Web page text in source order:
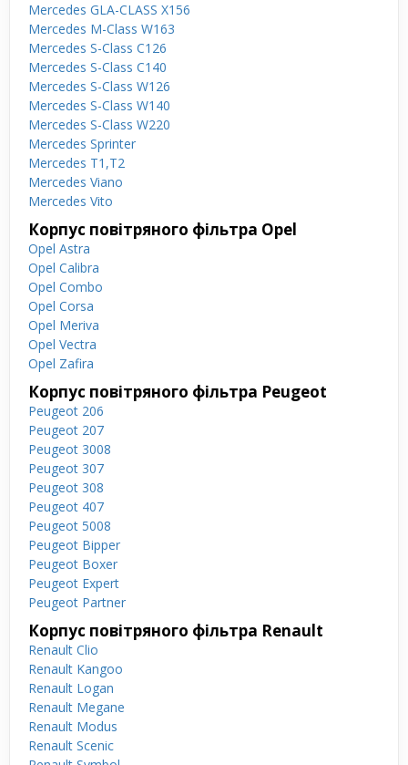
Mercedes GLA-CLASS X156
Mercedes M-Class W163
Mercedes S-Class C126
Mercedes S-Class C140
Mercedes S-Class W126
Mercedes S-Class W140
Mercedes S-Class W220
Mercedes Sprinter
Mercedes T1,T2
Mercedes Viano
Mercedes Vito
Корпус повітряного фільтра Opel
Opel Astra
Opel Calibra
Opel Combo
Opel Corsa
Opel Meriva
Opel Vectra
Opel Zafira
Корпус повітряного фільтра Peugeot
Peugeot 206
Peugeot 207
Peugeot 3008
Peugeot 307
Peugeot 308
Peugeot 407
Peugeot 5008
Peugeot Bipper
Peugeot Boxer
Peugeot Expert
Peugeot Partner
Корпус повітряного фільтра Renault
Renault Clio
Renault Kangoo
Renault Logan
Renault Megane
Renault Modus
Renault Scenic